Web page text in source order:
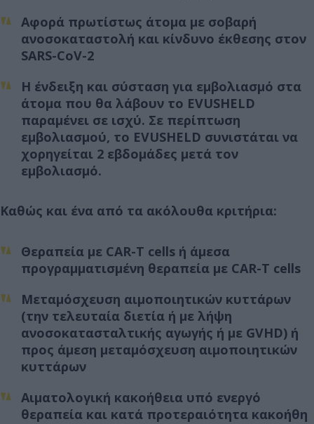
Αφορά πρωτίστως άτομα με σοβαρή
ανοσοκαταστολή και κίνδυνο έκθεσης στον
SARS-CoV-2
Η ένδειξη και σύσταση για εμβολιασμό στα
άτομα που θα λάβουν το EVUSHELD
παραμένει σε ισχύ. Σε περίπτωση
εμβολιασμού, το EVUSHELD συνιστάται να
χορηγείται 2 εβδομάδες μετά τον
εμβολιασμό.
Καθώς και ένα από τα ακόλουθα κριτήρια:
Θεραπεία με CAR-T cells ή άμεσα
προγραμματισμένη θεραπεία με CAR-T cells
Μεταμόσχευση αιμοποιητικών κυττάρων
(την τελευταία διετία ή με λήψη
ανοσοκατασταλτικής αγωγής ή με GVHD) ή
προς άμεση μεταμόσχευση αιμοποιητικών
κυττάρων
Αιματολογική κακοήθεια υπό ενεργό
θεραπεία και κατά προτεραιότητα κακοήθη